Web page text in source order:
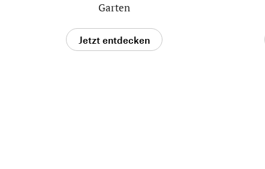
Garten
Jetzt entdecken